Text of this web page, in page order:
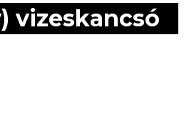
vizeskancsó